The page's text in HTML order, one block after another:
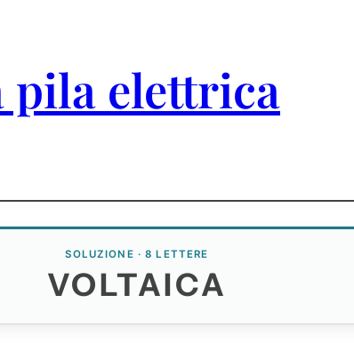
pila elettrica
SOLUZIONE · 8 LETTERE
VOLTAICA